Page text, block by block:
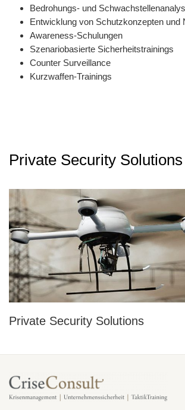
Bedrohungs- und
Entwicklung von Schutzkonzepten und
Awareness-Schulungen
Szenariobasierte Sicherheitstrainings
Counter Surveillance
Kurzwaffen-Trainings
Private Security Solutions
Private Security Solutions